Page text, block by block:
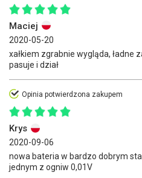
Maciej
2020-05-20
xałkiem zgrabnie wygląda, ładne
pasuje i dział
Opinia potwierdzona zakupem
Krys
2020-09-06
nowa bateria w bardzo dobrym
jednym z ogniw 0,01V